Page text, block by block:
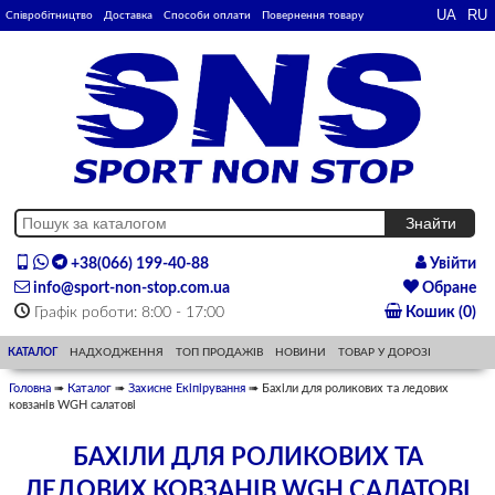
Співробітництво Доставка Способи оплати Повернення товару
+38(066) 199-40-88
info@sport-non-stop.com.ua
Графік роботи: 8:00 - 17:00
Увійти
Обране
Кошик (0)
КАТАЛОГ НАДХОДЖЕННЯ ТОП ПРОДАЖІВ НОВИНИ ТОВАР У ДОРОЗІ
Головна ➠ Каталог ➠ Захисне Екіпірування ➠ Бахіли для роликових та ледових
ковзанів WGH салатові
БАХІЛИ ДЛЯ РОЛИКОВИХ ТА